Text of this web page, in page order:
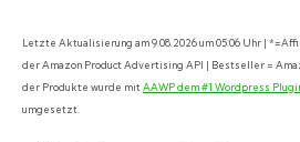
Letzte Aktualisierung am 9.08.2026 um 05:06 Uhr |
der Amazon Product Advertising API | Bestseller =
der Produkte wurde mitAAWP dem #1 Wordpress
umgesetzt.